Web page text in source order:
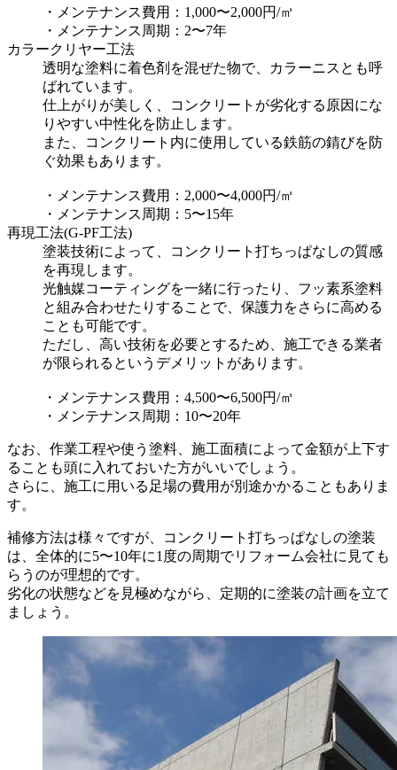
・メンテナンス費用：1,000〜2,000円/㎡
・メンテナンス周期：2〜7年
カラークリヤー工法
透明な塗料に着色剤を混ぜた物で、カラーニスとも呼
ばれています。
仕上がりが美しく、コンクリートが劣化する原因にな
りやすい中性化を防止します。
また、コンクリート内に使用している鉄筋の錆びを防
ぐ効果もあります。
・メンテナンス費用：2,000〜4,000円/㎡
・メンテナンス周期：5〜15年
再現工法(G-PF工法)
塗装技術によって、コンクリート打ちっぱなしの質感
を再現します。
光触媒コーティングを一緒に行ったり、フッ素系塗料
と組み合わせたりすることで、保護力をさらに高める
ことも可能です。
ただし、高い技術を必要とするため、施工できる業者
が限られるというデメリットがあります。
・メンテナンス費用：4,500〜6,500円/㎡
・メンテナンス周期：10〜20年
なお、作業工程や使う塗料、施工面積によって金額が上下す
ることも頭に入れておいた方がいいでしょう。
さらに、施工に用いる足場の費用が別途かかることもありま
す。
補修方法は様々ですが、コンクリート打ちっぱなしの塗装
は、全体的に5〜10年に1度の周期でリフォーム会社に見ても
らうのが理想的です。
劣化の状態などを見極めながら、定期的に塗装の計画を立て
ましょう。